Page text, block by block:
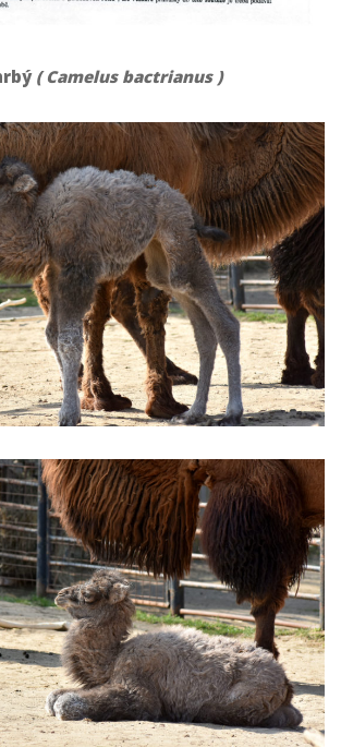
( Camelus bactrianus )